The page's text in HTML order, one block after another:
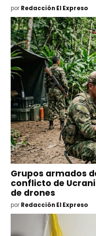
por Redacción El Expreso
Grupos armados
conflicto de
de drones
por Redacción El Expreso